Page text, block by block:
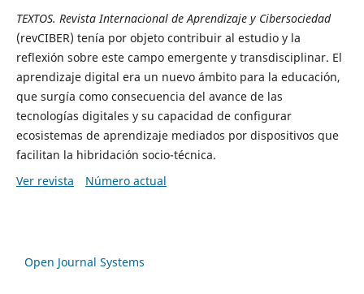
TEXTOS. Revista Internacional de Aprendizaje y Cibersociedad
(revCIBER) tenía por objeto contribuir al estudio y la
reflexión sobre este campo emergente y transdisciplinar. El
aprendizaje digital era un nuevo ámbito para la educación,
que surgía como consecuencia del avance de las
tecnologías digitales y su capacidad de configurar
ecosistemas de aprendizaje mediados por dispositivos que
facilitan la hibridación socio-técnica.
Ver revista
Número actual
Open Journal Systems